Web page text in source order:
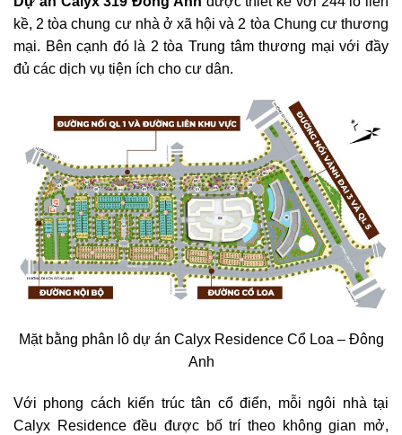
kề, 2 tòa chung cư nhà ở xã hội và 2 tòa Chung cư thương
mại. Bên cạnh đó là 2 tòa Trung tâm thương mại với đầy
đủ các dịch vụ tiện ích cho cư dân.
Mặt bằng phân lô dự án Calyx Residence Cổ Loa – Đông
Anh
Với phong cách kiến trúc tân cổ điển, mỗi ngôi nhà tại
Calyx Residence đều được bố trí theo không gian mở,